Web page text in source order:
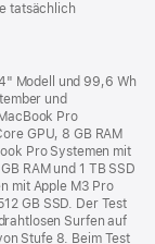
tatsächlich
Modell und 99,6 Wh
und
Pro
GPU, 8 GB RAM
Pro Systemen mit
RAM und 1 TB SSD
mit Apple M3 Pro
GB SSD. Der Test
Surfen auf
Stufe 8. Beim Test